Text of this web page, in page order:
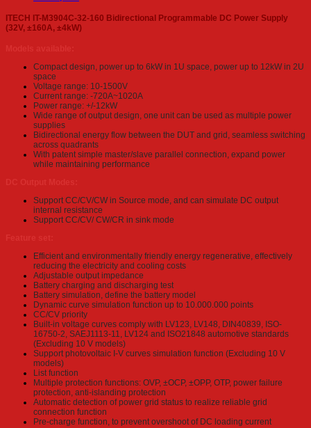
ITECH IT-M3904C-32-160 Bidirectional Programmable DC Power Supply
(32V, ±160A, ±4kW)
Compact design, power up to 6kW in 1U space, power up to 12kW in 2U
space
Voltage range: 10-1500V
Current range: -720A~1020A
Power range: +/-12kW
Wide range of output design, one unit can be used as multiple power
supplies
Bidirectional energy flow between the DUT and grid, seamless switching
across quadrants
With patent simple master/slave parallel connection, expand power
while maintaining performance
Support CC/CV/CW in Source mode, and can simulate DC output
internal resistance
Support CC/CV/ CW/CR in sink mode
Efficient and environmentally friendly energy regenerative, effectively
reducing the electricity and cooling costs
Adjustable output impedance
Battery charging and discharging test
Battery simulation, define the battery model
Dynamic curve simulation function up to 10.000.000 points
CC/CV priority
Built-in voltage curves comply with LV123, LV148, DIN40839, ISO-
16750-2, SAEJ1113-11, LV124 and ISO21848 automotive standards
(Excluding 10 V models)
Support photovoltaic I-V curves simulation function (Excluding 10 V
models)
List function
Multiple protection functions: OVP, ±OCP, ±OPP, OTP, power failure
protection, anti-islanding protection
Automatic detection of power grid status to realize reliable grid
connection function
Pre-charge function, to prevent overshoot of DC loading current